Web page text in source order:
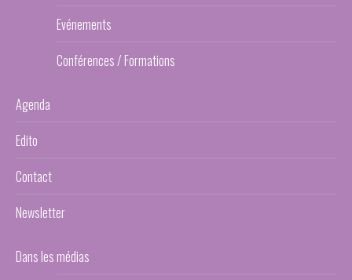
Evénements
Conférences / Formations
Agenda
Edito
Contact
Newsletter
Dans les médias